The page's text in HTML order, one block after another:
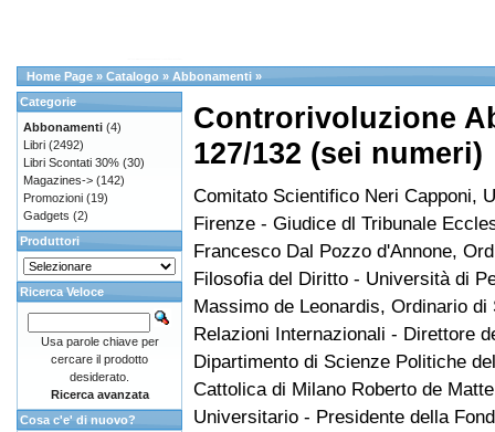
Home Page » Catalogo » Abbonamenti »
Controrivoluzione
127/132 (sei numeri)
Comitato Scientifico Neri Capponi,
Firenze - Giudice dl Tribunale
Francesco Dal Pozzo d'Annone,
Filosofia del Diritto - Università di
Massimo de Leonardis, Ordinario di
Relazioni Internazionali - Direttore
Dipartimento di Scienze Politiche
Cattolica di Milano Roberto de
Universitario - Presidente della
Categorie
Abbonamenti (4)
Libri (2492)
Libri Scontati 30% (30)
Magazines-> (142)
Promozioni (19)
Gadgets (2)
Produttori
Ricerca Veloce
Usa parole chiave per
cercare il prodotto
desiderato.
Ricerca avanzata
Cosa c'e' di nuovo?